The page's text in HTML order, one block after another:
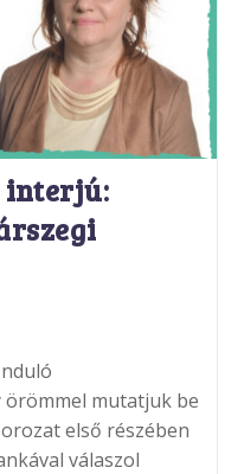
interjú:
mutatjuk be
első részében
válaszol